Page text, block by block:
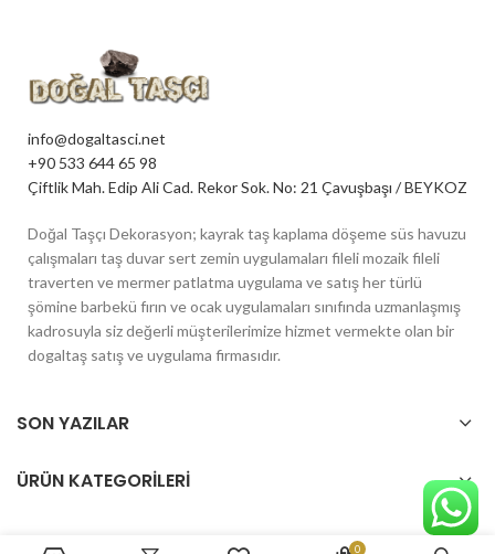
info@dogaltasci.net
+90 533 644 65 98
Çiftlik Mah. Edip Ali Cad. Rekor Sok. No: 21 Çavuşbaşı / BEYKOZ
Doğal Taşçı Dekorasyon; kayrak taş kaplama döşeme süs havuzu
çalışmaları taş duvar sert zemin uygulamaları fileli mozaik fileli
traverten ve mermer patlatma uygulama ve satış her türlü
şömine barbekü fırın ve ocak uygulamaları sınıfında uzmanlaşmış
kadrosuyla siz değerli müşterilerimize hizmet vermekte olan bir
dogaltaş satış ve uygulama firmasıdır.
SON YAZILAR
ÜRÜN KATEGORILERI
0